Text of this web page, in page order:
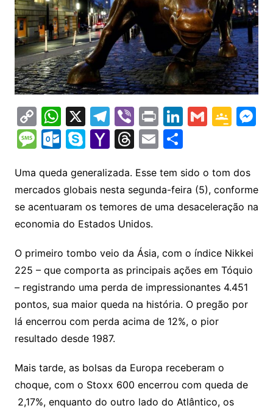
C
o
p
y
Li
n
k
W
h
at
s
A
p
p
X T
el
e
gr
a
m
Vi
b
er
Pr
in
t
Li
n
k
e
dI
n
G
l
G
gl
e
Cl
s
sr
o
o
M
e
n
M
s
s
a
g
e
O
lo
o
k.
c
o
m
S
y
p
e
Y
h
o
o
M
ai
l
T
e
a
d
s
E
ai
l
S
ar
e
Uma queda generalizada. Esse tem sido o tom dos
mercados globais nesta segunda-feira (5), conforme
se acentuaram os temores de uma desaceleração na
economia do Estados Unidos.
O primeiro tombo veio da Ásia, com o índice Nikkei
225 – que comporta as principais ações em Tóquio
– registrando uma perda de impressionantes 4.451
pontos, sua maior queda na história. O pregão por
lá encerrou com perda acima de 12%, o pior
resultado desde 1987.
Mais tarde, as bolsas da Europa receberam o
choque, com o Stoxx 600 encerrou com queda de
2,17%, enquanto do outro lado do Atlântico, os